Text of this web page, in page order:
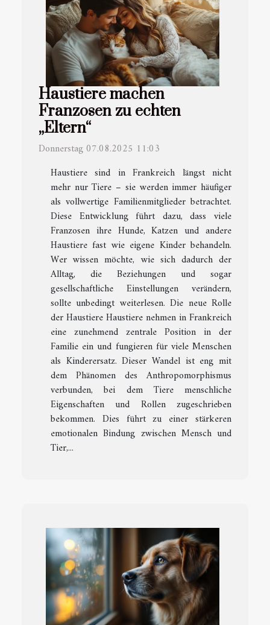
Haustiere machen
Franzosen zu echten
„Eltern“
Donnerstag 07.08.2025 11:03
Haustiere sind in Frankreich längst nicht
mehr nur Tiere – sie werden immer häufiger
als vollwertige Familienmitglieder betrachtet.
Diese Entwicklung führt dazu, dass viele
Franzosen ihre Hunde, Katzen und andere
Haustiere fast wie eigene Kinder behandeln.
Wer wissen möchte, wie sich dadurch der
Alltag, die Beziehungen und sogar
gesellschaftliche Einstellungen verändern,
sollte unbedingt weiterlesen. Die neue Rolle
der Haustiere Haustiere nehmen in Frankreich
eine zunehmend zentrale Position in der
Familie ein und fungieren für viele Menschen
als Kinderersatz. Dieser Wandel ist eng mit
dem Phänomen des Anthropomorphismus
verbunden, bei dem Tiere menschliche
Eigenschaften und Rollen zugeschrieben
bekommen. Dies führt zu einer stärkeren
emotionalen Bindung zwischen Mensch und
Tier,...